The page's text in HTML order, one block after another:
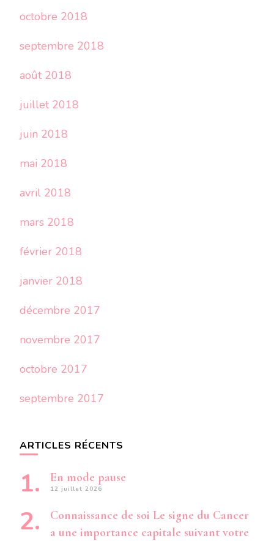
octobre 2018
septembre 2018
août 2018
juillet 2018
juin 2018
mai 2018
avril 2018
mars 2018
février 2018
janvier 2018
décembre 2017
novembre 2017
octobre 2017
septembre 2017
ARTICLES RÉCENTS
En mode pause
12 juillet 2026
Connaissance de soi Le signe du Cancer
a une importance capitale suivant votre